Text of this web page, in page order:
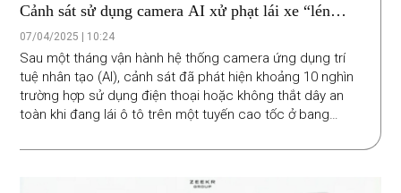
Cảnh sát sử dụng camera AI xử phạt lái xe “lén
dùng điện thoại”
07/04/2025 | 10:24
Sau một tháng vận hành hệ thống camera ứng dụng trí
tuệ nhân tạo (AI), cảnh sát đã phát hiện khoảng 10 nghìn
trường hợp sử dụng điện thoại hoặc không thắt dây an
toàn khi đang lái ô tô trên một tuyến cao tốc ở bang